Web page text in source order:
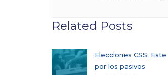
Related Posts
Elecciones CSS:
por los pasivos